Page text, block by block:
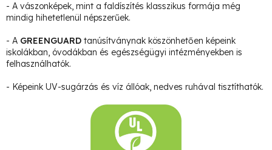
- A vászonképek, mint a faldíszítés klasszikus formája még
mindig hihetetlenül népszerűek.
- A GREENGUARD tanúsítványnak köszönhetően képeink
iskolákban, óvodákban és egészségügyi intézményekben is
felhasználhatók.
- Képeink UV-sugárzás és víz állóak, nedves ruhával tisztíthatók.